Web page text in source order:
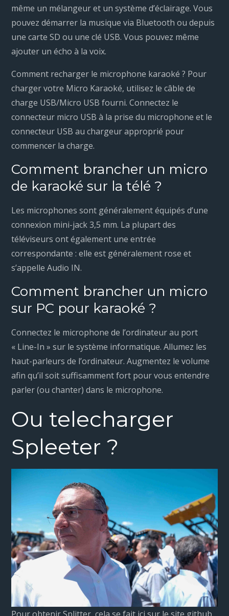
même un mélangeur et un système d’éclairage. Vous
pouvez démarrer la musique via Bluetooth ou depuis
une carte SD ou une clé USB. Vous pouvez même
ajouter un écho à la voix.
Comment recharger le microphone karaoké ? Pour
charger votre Micro Karaoké, utilisez le câble de
charge USB/Micro USB fourni. Connectez le
connecteur micro USB à la prise du microphone et le
connecteur USB au chargeur approprié pour
commencer la charge.
Comment brancher un micro
de karaoké sur la télé ?
Les microphones sont généralement équipés d’une
connexion mini-jack 3,5 mm. La plupart des
téléviseurs ont également une entrée
correspondante : elle est généralement rose et
s’appelle Audio IN.
Comment brancher un micro
sur PC pour karaoké ?
Connectez le microphone de l’ordinateur au port
« Line-In » sur le système informatique. Allumez les
haut-parleurs de l’ordinateur. Augmentez le volume
afin qu’il soit suffisamment fort pour vous entendre
parler (ou chanter) dans le microphone.
Ou telecharger
Spleeter ?
Pour obtenir Splitter, cela se fait ici sur le site github.